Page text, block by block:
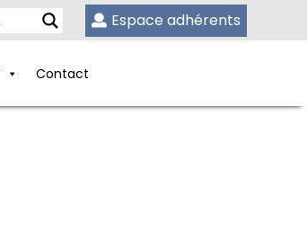
Espace adhérents
Contact